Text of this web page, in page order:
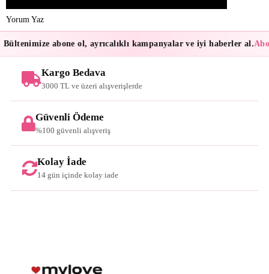
Yorum Yaz
abone ol, ayrıcalıklı kampanyalar ve iyi haberler al.
Kargo Bedava
3000 TL ve üzeri alışverişlerde
Güvenli Ödeme
%100 güvenli alışveriş
Kolay İade
14 gün içinde kolay iade